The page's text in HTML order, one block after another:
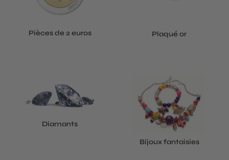
Pièces de 2 euros Plaqué or
Diamants
Bijoux fantaisies